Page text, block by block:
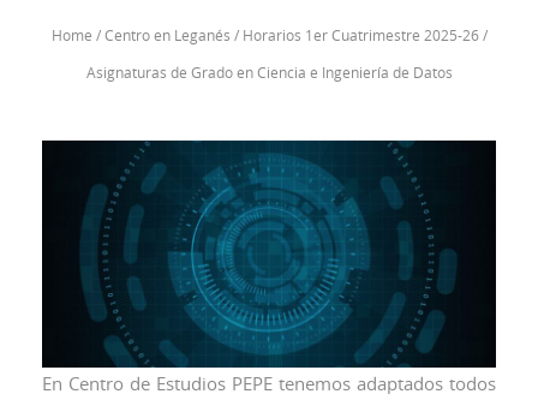
Home /Centro en Leganés / Horarios 1er Cuatrimestre 2025-26/
Asignaturas de Grado en Ciencia e Ingeniería de Datos
En Centro de Estudios PEPE tenemos adaptados todos